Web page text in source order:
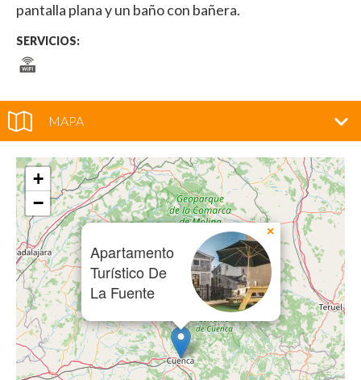
pantalla plana y un baño con bañera.
SERVICIOS:
MAPA
Apartamento
Turístico De
La Fuente
×
+
−